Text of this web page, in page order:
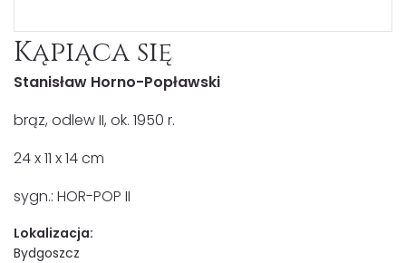
Kąpiąca się
Stanisław Horno-Popławski
brąz, odlew II, ok. 1950 r.
24 x 11 x 14 cm
sygn.: HOR-POP II
Lokalizacja:
Bydgoszcz